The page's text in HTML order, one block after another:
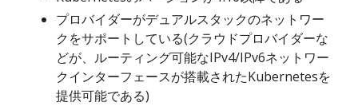
プロバイダーがデュアルスタックのネットワー
クをサポートしている(クラウドプロバイダーな
どが、ルーティング可能なIPv4/IPv6ネットワー
クインターフェースが搭載されたKubernetesを
提供可能である)